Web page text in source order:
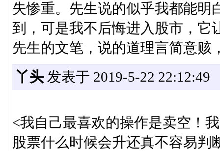
失惨重。先生说的似乎我都能明
到，可是我不后悔进入股市，它
先生的文笔，说的道理言简意赅
丫头发表于 2019-5-22 22:12:49
<我自己最喜欢的操作是卖空！
股票什么时候会升还真不容易判